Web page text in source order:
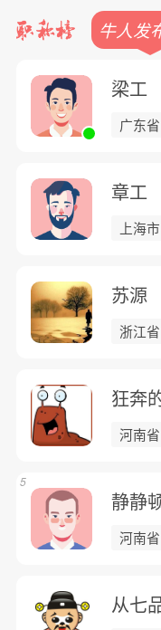
牛人发
梁工
广东省
章工
上海市
苏源
浙江省
狂奔
河南省
静静
河南省
5
从七